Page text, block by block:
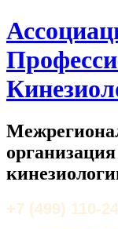
+7 (499) 110-